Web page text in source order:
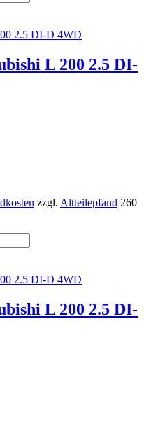
L 200 2.5 DI-
zzgl. Altteilepfand 260
L 200 2.5 DI-